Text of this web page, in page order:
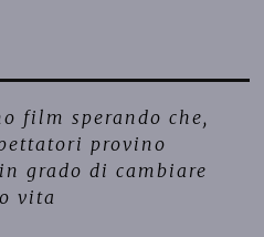
film sperando che,
provino
grado di cambiare
vita